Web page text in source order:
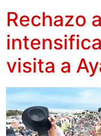
Rechazo
visita a